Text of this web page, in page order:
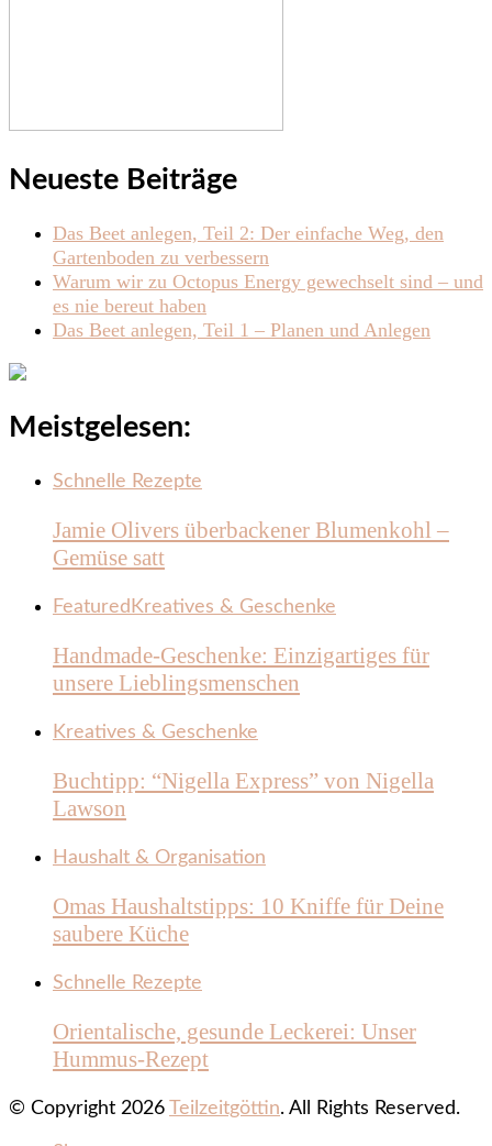
Neueste Beiträge
Das Beet anlegen, Teil 2: Der einfache Weg, den
Gartenboden zu verbessern
Warum wir zu Octopus Energy gewechselt sind – und
es nie bereut haben
Das Beet anlegen, Teil 1 – Planen und Anlegen
Meistgelesen:
Schnelle Rezepte
Jamie Olivers überbackener Blumenkohl –
Gemüse satt
Featured Kreatives & Geschenke
Handmade-Geschenke: Einzigartiges für
unsere Lieblingsmenschen
Kreatives & Geschenke
Buchtipp: “Nigella Express” von Nigella
Lawson
Haushalt & Organisation
Omas Haushaltstipps: 10 Kniffe für Deine
saubere Küche
Schnelle Rezepte
Orientalische, gesunde Leckerei: Unser
Hummus-Rezept
© Copyright 2026 Teilzeitgöttin. All Rights Reserved.